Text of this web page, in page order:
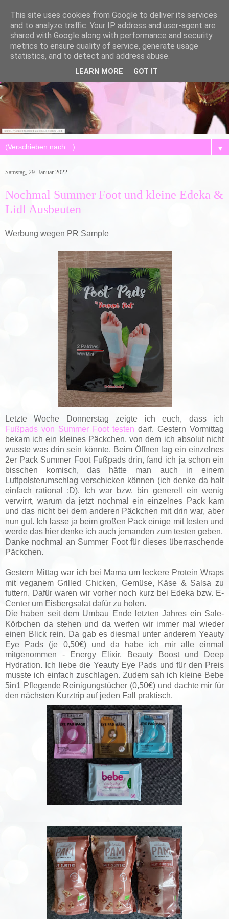
▼
Samstag, 29. Januar 2022
Nochmal Summer Foot und kleine Edeka &
Lidl Ausbeuten
Werbung wegen PR Sample
Letzte Woche Donnerstag zeigte ich euch, dass ich
Fußpads von Summer Foot testen darf. Gestern Vormittag
bekam ich ein kleines Päckchen, von dem ich absolut nicht
wusste was drin sein könnte. Beim Öffnen lag ein einzelnes
2er Pack Summer Foot Fußpads drin, fand ich ja schon ein
bisschen komisch, das hätte man auch in einem
Luftpolsterumschlag verschicken können (ich denke da halt
einfach rational :D). Ich war bzw. bin generell ein wenig
verwirrt, warum da jetzt nochmal ein einzelnes Pack kam
und das nicht bei dem anderen Päckchen mit drin war, aber
nun gut. Ich lasse ja beim großen Pack einige mit testen und
werde das hier denke ich auch jemanden zum testen geben.
Danke nochmal an Summer Foot für dieses überraschende
Päckchen.
Gestern Mittag war ich bei Mama um leckere Protein Wraps
mit veganem Grilled Chicken, Gemüse, Käse & Salsa zu
futtern. Dafür waren wir vorher noch kurz bei Edeka bzw. E-
Center um Eisbergsalat dafür zu holen.
Die haben seit dem Umbau Ende letzten Jahres ein Sale-
Körbchen da stehen und da werfen wir immer mal wieder
einen Blick rein. Da gab es diesmal unter anderem Yeauty
Eye Pads (je 0,50€) und da habe ich mir alle einmal
mitgenommen - Energy Elixir, Beauty Boost und Deep
Hydration. Ich liebe die Yeauty Eye Pads und für den Preis
musste ich einfach zuschlagen. Zudem sah ich kleine Bebe
5in1 Pflegende Reinigungstücher (0,50€) und dachte mir für
den nächsten Kurztrip auf jeden Fall praktisch.
This site uses cookies from Google to deliver its services
and to analyze traffic. Your IP address and user-agent are
shared with Google along with performance and security
metrics to ensure quality of service, generate usage
statistics, and to detect and address abuse.
LEARN MORE GOT IT